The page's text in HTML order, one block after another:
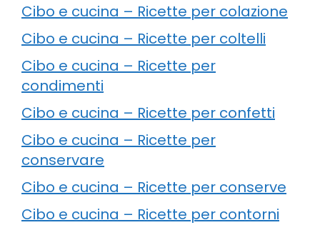
Cibo e cucina – Ricette per colazione
Cibo e cucina – Ricette per coltelli
Cibo e cucina – Ricette per
condimenti
Cibo e cucina – Ricette per confetti
Cibo e cucina – Ricette per
conservare
Cibo e cucina – Ricette per conserve
Cibo e cucina – Ricette per contorni